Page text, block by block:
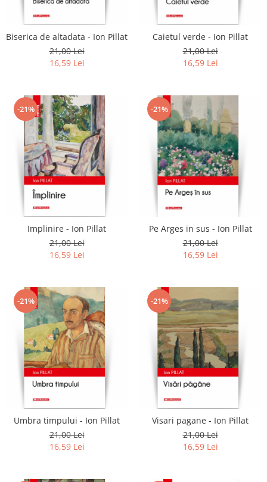
Biserica de altadata - Ion Pillat
21,00 Lei
16,59 Lei
Caietul verde - Ion Pillat
21,00 Lei
16,59 Lei
-21%
Implinire - Ion Pillat
21,00 Lei
16,59 Lei
-21%
Pe Arges in sus - Ion Pillat
21,00 Lei
16,59 Lei
-21%
Umbra timpului - Ion Pillat
21,00 Lei
16,59 Lei
-21%
Visari pagane - Ion Pillat
21,00 Lei
16,59 Lei